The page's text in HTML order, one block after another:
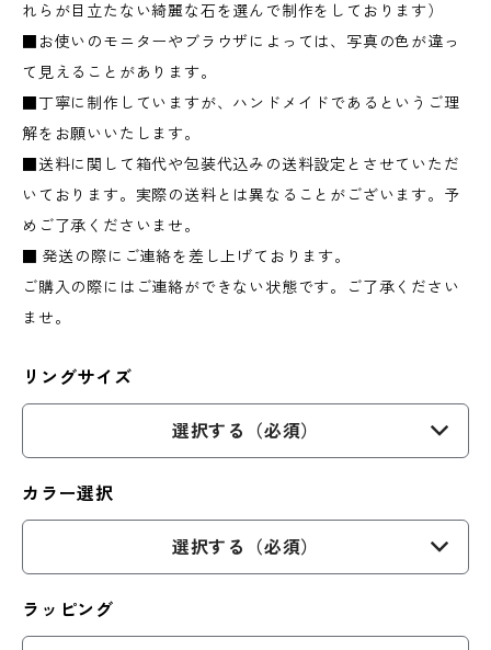
れらが目立たない綺麗な石を選んで制作をしております）
■お使いのモニターやブラウザによっては、写真の色が違っ
て見えることがあります。
■丁寧に制作していますが、ハンドメイドであるというご理
解をお願いいたします。
■送料に関して箱代や包装代込みの送料設定とさせていただ
いております。実際の送料とは異なることがございます。予
めご了承くださいませ。
■ 発送の際にご連絡を差し上げております。
ご購入の際にはご連絡ができない状態です。ご了承ください
ませ。
リングサイズ
選択する（必須）
カラー選択
選択する（必須）
ラッピング